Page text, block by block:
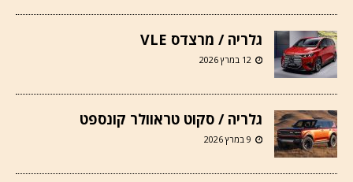
גלריה / מרצדס VLE
12 במרץ 2026
גלריה / סקוט טראוולר קונספט
9 במרץ 2026